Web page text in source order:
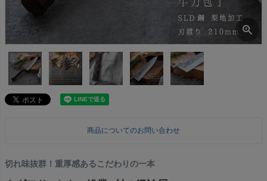
商品についてのお問い合わせ
切れ味抜群！重厚感あるこだわりの一本